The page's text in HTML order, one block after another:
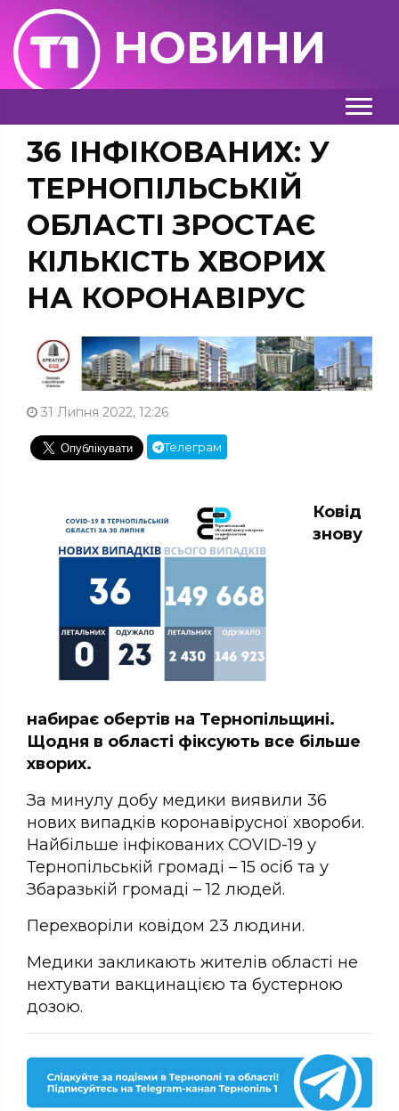
НОВИНИ
36 ІНФІКОВАНИХ: У
ТЕРНОПІЛЬСЬКІЙ
ОБЛАСТІ ЗРОСТАЄ
КІЛЬКІСТЬ ХВОРИХ
НА КОРОНАВІРУС
31 Липня 2022, 12:26
Телеграм
Ковід
знову
набирає обертів на Тернопільщині.
Щодня в області фіксують все більше
хворих.
За минулу добу медики виявили 36
нових випадків коронавірусної хвороби.
Найбільше інфікованих COVID-19 у
Тернопільській громаді – 15 осіб та у
Збаразькій громаді – 12 людей.
Перехворіли ковідом 23 людини.
Медики закликають жителів області не
нехтувати вакцинацією та бустерною
дозою.